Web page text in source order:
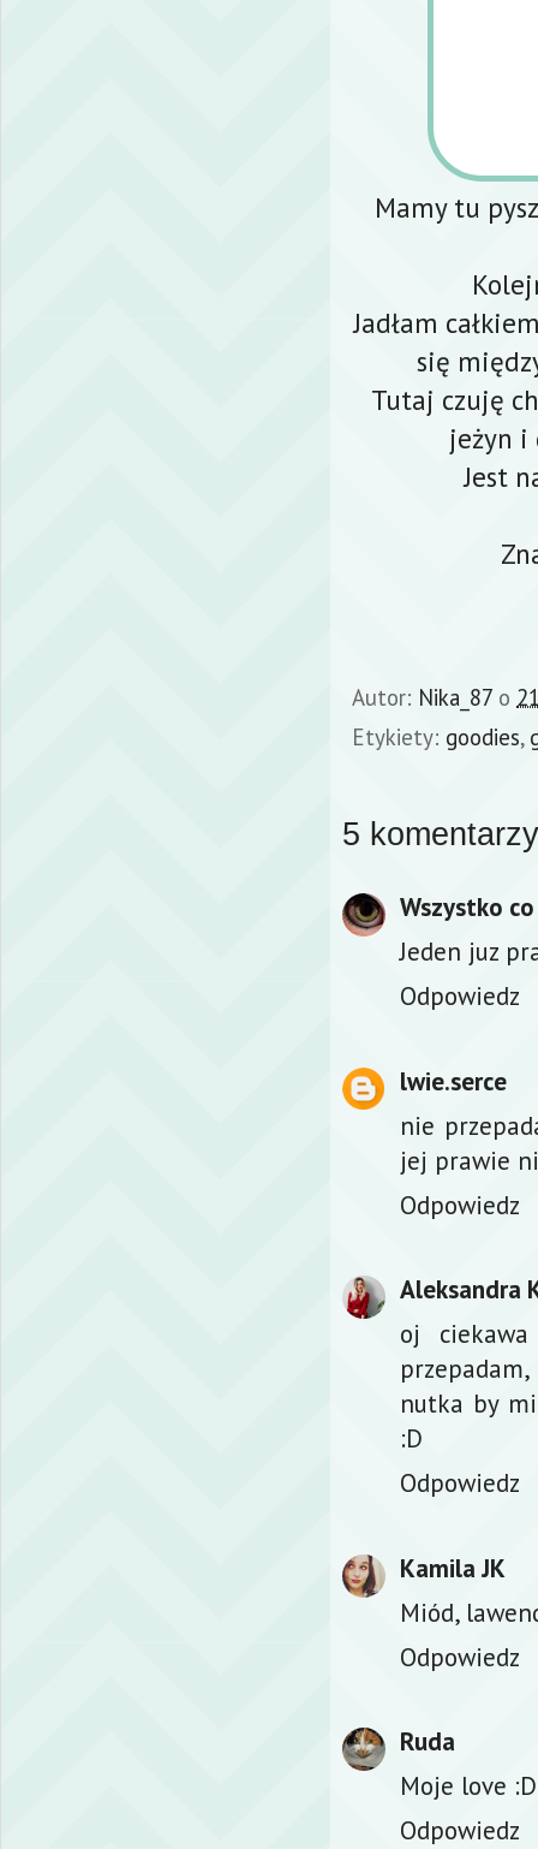
Mamy tu
Jadłam
się
Tutaj czuję
jeżyn
Jest
Autor: Nika_87 o
Etykiety: goodies,
5
Wszystko
Jeden juz
Odpowiedz
lwie.serce
nie
jej prawie
Odpowiedz
Aleksandra
oj
nutka by mi
:D
Odpowiedz
Kamila JK
Miód,
Odpowiedz
Ruda
Moje love :D
Odpowiedz